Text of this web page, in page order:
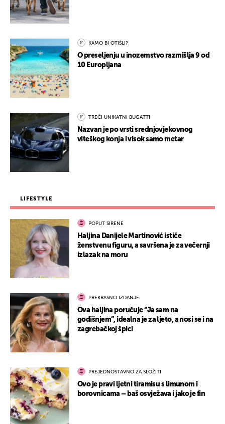
KAMO BI OTIŠLI?
O preseljenju u inozemstvo razmišlja 9 od
10 Europljana
TREĆI UNIKATNI BUGATTI
Nazvan je po vrsti srednjovjekovnog
viteškog konja i visok samo metar
LIFESTYLE
POPUT SIRENE
Haljina Danijele Martinović ističe
ženstvenu figuru, a savršena je za večernji
izlazak na moru
PREKRASNO IZDANJE
Ova haljina poručuje “Ja sam na
godišnjem”, idealna je za ljeto, a nosi se i na
zagrebačkoj špici
PREJEDNOSTAVNO ZA SLOŽITI
Ovo je pravi ljetni tiramisu s limunom i
borovnicama – baš osvježava i jako je fin